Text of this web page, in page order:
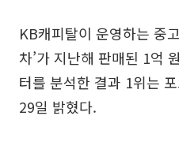
KB캐피탈이 운영하는 중
차’가 지난해 판매된 1억
터를 분석한 결과 1위는
29일 밝혔다.